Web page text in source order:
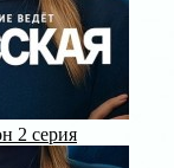
2 серия